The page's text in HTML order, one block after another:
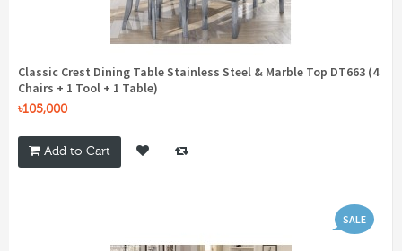
Classic Crest Dining Table Stainless Steel & Marble Top DT663 (4
Chairs + 1 Tool + 1 Table)
৳105,000
Add to Cart
SALE